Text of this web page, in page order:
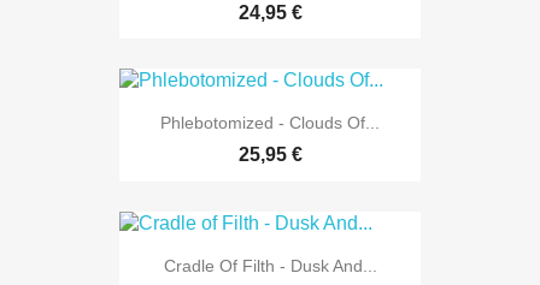
24,95 €
Phlebotomized - Clouds Of...
25,95 €
Cradle Of Filth - Dusk And...